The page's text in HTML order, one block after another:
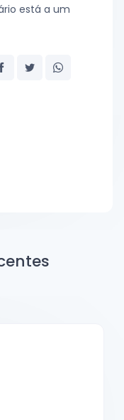
está a um